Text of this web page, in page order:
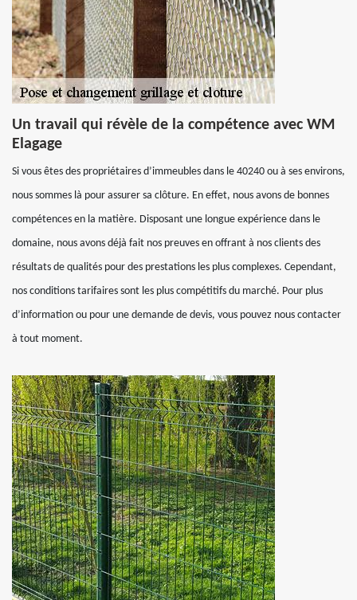
Un travail qui révèle de la compétence avec WM
Elagage
Si vous êtes des propriétaires d’immeubles dans le 40240 ou à ses environs,
nous sommes là pour assurer sa clôture. En effet, nous avons de bonnes
compétences en la matière. Disposant une longue expérience dans le
domaine, nous avons déjà fait nos preuves en offrant à nos clients des
résultats de qualités pour des prestations les plus complexes. Cependant,
nos conditions tarifaires sont les plus compétitifs du marché. Pour plus
d’information ou pour une demande de devis, vous pouvez nous contacter
à tout moment.